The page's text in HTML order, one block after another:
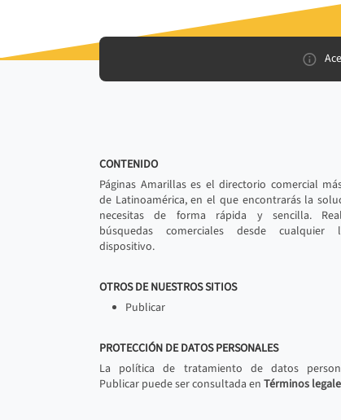
CONTENIDO
Páginas Amarillas es el directorio comercial
de Latinoamérica, en el que encontrarás la
necesitas de forma rápida y sencilla.
búsquedas comerciales desde
dispositivo.
OTROS DE NUESTROS SITIOS
Publicar
PROTECCIÓN DE DATOS PERSONALES
La política de tratamiento de datos
Publicar puede ser consultada en Términos